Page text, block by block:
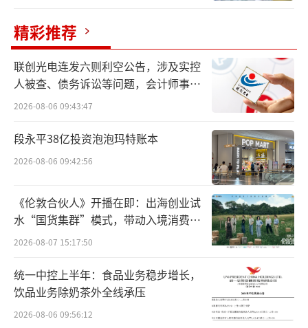
说，这笔钱是给房产中介公司的，却意外到了
自己账户，相当于白得。”蔡娜不无欣喜地
说。
在蔡娜的印象里，早年想要从银行贷大额
款项，不仅有严格的信用资质审核，还要提交
收入流水，填写抵押物、担保人等，过五关斩
六将，还不一定能贷得下来。如今贷款不仅容
易了，银行还倒贴钱，这令她不禁发出了“时
过境迁”的感慨。
「市界」调查发现，在上海、成都、深
圳、苏州、杭州、芜湖等地，都有网友分享过
贷款买房获返点的经历。在小红书上以“贷款
返点”为关键词搜索，能涌现出不少类似“百
精彩推荐
联创光电连发六则利空公告，涉及实控
人被查、债务诉讼等问题，会计师事务
所曾出具“保留意见”
2026-08-06 09:43:47
段永平38亿投资泡泡玛特账本
2026-08-06 09:42:56
《伦敦合伙人》开播在即：出海创业试
水“国货集群”模式，带动入境消费反
向种草
2026-08-07 15:17:50
统一中控上半年：食品业务稳步增长，
饮品业务除奶茶外全线承压
2026-08-06 09:56:12